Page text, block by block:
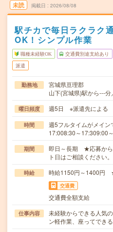
未読 掲載日 2026/08/08
駅チカで毎日ラクラク
OK！シンプル作業
職種未経験OK 交通費別途支給あり
派遣
勤務地
宮城県亘理郡
山下(宮城県)駅から---
曜日頻度 週5日 ※派遣先による
時間
週5フルタイムがメイン
17:008:30～17:309:00
期間
即日～長期 ★応募から
ト日はご相談ください
時給 時給1150円～1400円
交通費
交通費全額支給
仕事内容
未経験からできる人気
ン軽作業、座ってでき